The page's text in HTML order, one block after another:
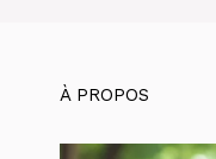
À PROPOS